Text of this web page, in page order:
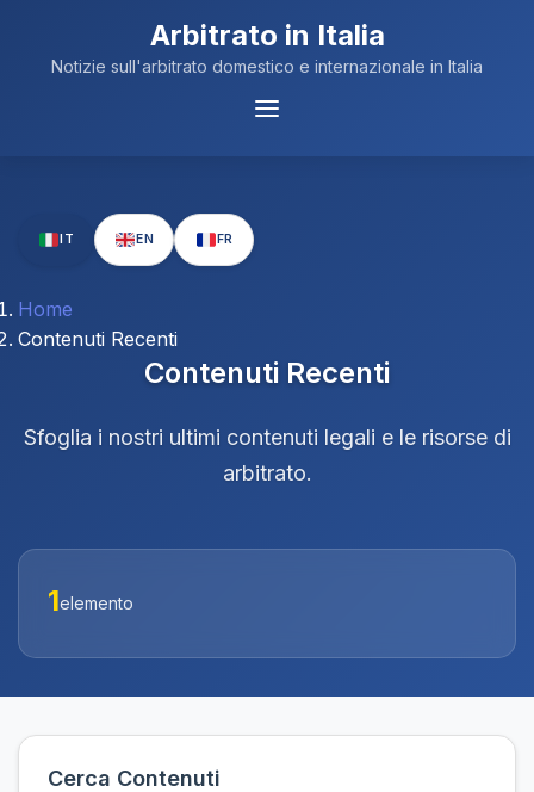
Arbitrato in Italia
Notizie sull'arbitrato domestico e internazionale in Italia
Menu
IT EN FR
Home
Contenuti Recenti
Contenuti Recenti
Sfoglia i nostri ultimi contenuti legali e le risorse di
arbitrato.
1elemento
Cerca Contenuti